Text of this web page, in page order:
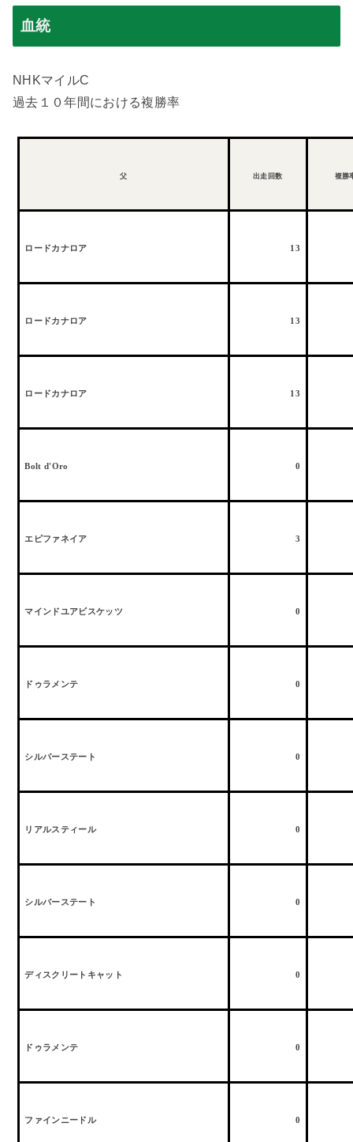
血統
NHKマイルC
過去１０年間における複勝率
父 出走回数 複勝
ロードカナロア 13
ロードカナロア 13
ロードカナロア 13
Bolt d'Oro 0
エピファネイア 3
マインドユアビスケッツ 0
ドゥラメンテ 0
シルバーステート 0
リアルスティール 0
シルバーステート 0
ディスクリートキャット 0
ドゥラメンテ 0
ファインニードル 0